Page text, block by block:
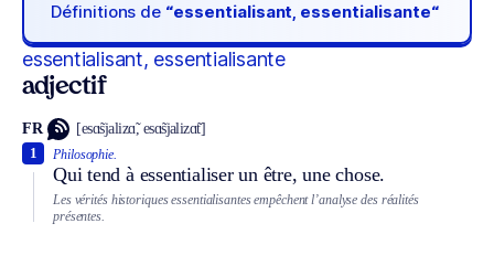
Définitions de “essentialisant, essentialisante“
essentialisant, essentialisante
adjectif
FR [esɑ̃sjalizɑ̃, esɑ̃sjalizɑ̃t]
Philosophie.
Qui tend à essentialiser un être, une chose.
1
Les vérités historiques essentialisantes empêchent l’analyse des réalités
présentes.